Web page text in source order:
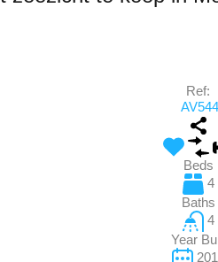
Ref:
AV544
Beds
4
Baths
4
Year